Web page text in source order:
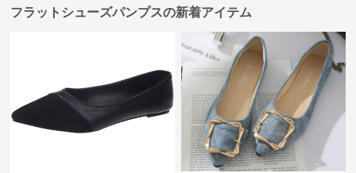
フラットシューズパンプスの新着アイテム